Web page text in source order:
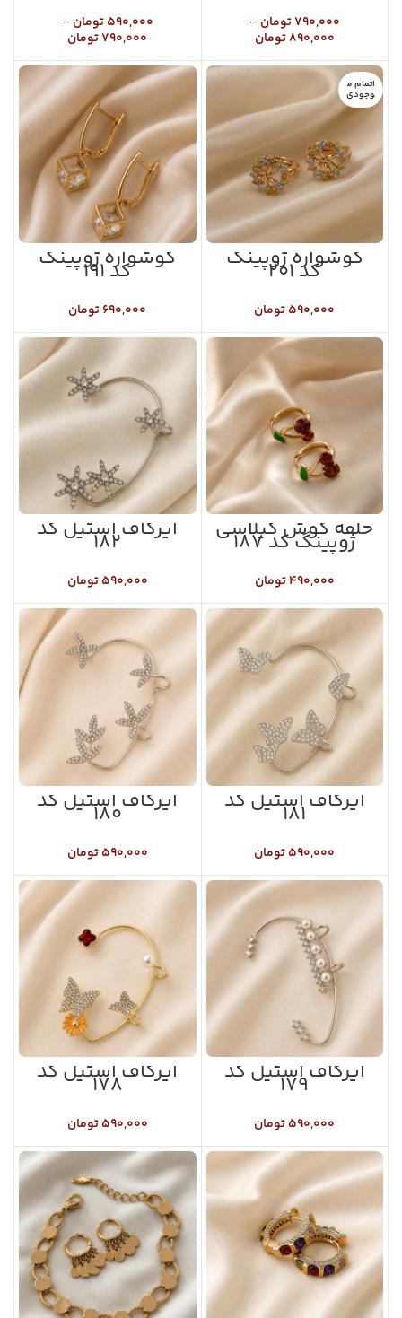
۷۹۰,۰۰۰تومان–
۸۹۰,۰۰۰تومان
۵۹۰,۰۰۰تومان–
۷۹۰,۰۰۰تومان
اتمام م
وجودی
گوشواره ژوپینگ
کد ۲۰۱
۵۹۰,۰۰۰تومان
گوشواره ژوپینگ
کد ۱۹۱
۶۹۰,۰۰۰تومان
حلقه گوش گیلاسی
ژوپینگ کد ۱۸۷
۴۹۰,۰۰۰تومان
ایرکاف استیل کد
۱۸۲
۵۹۰,۰۰۰تومان
ایرکاف استیل کد
۱۸۱
۵۹۰,۰۰۰تومان
ایرکاف استیل کد
۱۸۰
۵۹۰,۰۰۰تومان
ایرکاف استیل کد
۱۷۹
۵۹۰,۰۰۰تومان
ایرکاف استیل کد
۱۷۸
۵۹۰,۰۰۰تومان